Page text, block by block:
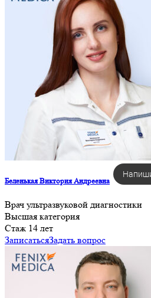
Беленькая Виктория Андреевна
Врач ультразвуковой диагностики
Высшая категория
Cтаж 14 лет
ЗаписатьсяЗадать вопрос